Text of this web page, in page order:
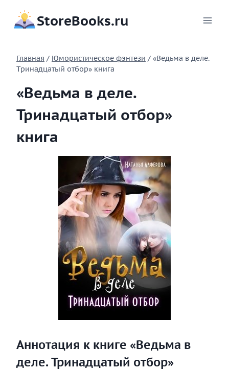
содержимому
StoreBooks.ru
Главная / Юмористическое фэнтези / «Ведьма в деле.
Тринадцатый отбор» книга
«Ведьма в деле.
Тринадцатый отбор»
книга
Аннотация к книге «Ведьма в
деле. Тринадцатый отбор»